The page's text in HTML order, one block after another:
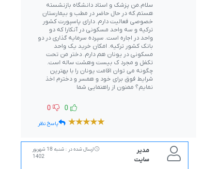
سلام.من پزشک و استاد دانشگاه بازنشسته
هستم.که در حال حاضر در مطب و بیمارستان
خصوصی فعالیت دارم. دارای پاسپورت کشور
ترکیه و سه واحد مسکونی در آنکارا که دو
واحد در اجاره است. سپرده سرمایه گذاری در دو
بانک کشور ترکیه. امکان خرید یک واحد
مسکونی در یونان هم دارم. دختر من تحت
تکفل و مجرد ک بیست وهشت ساله است.
چگونه می توان اقامت یونان را با بهترین
شرایط فوق برای خود و همسر و دخترم اخذ
نمایم؟ ممنون از راهنمایی شما
0
0
پاسخ نظر
مدیر
سایت
ارسال شده در : شنبه 18 شهریور
1402